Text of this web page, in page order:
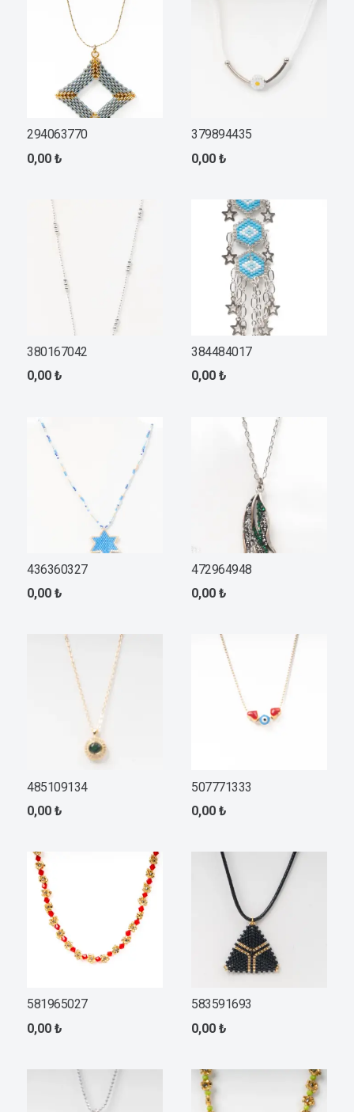
294063770
0,00 ₺
379894435
0,00 ₺
380167042
0,00 ₺
384484017
0,00 ₺
436360327
0,00 ₺
472964948
0,00 ₺
485109134
0,00 ₺
507771333
0,00 ₺
581965027
0,00 ₺
583591693
0,00 ₺